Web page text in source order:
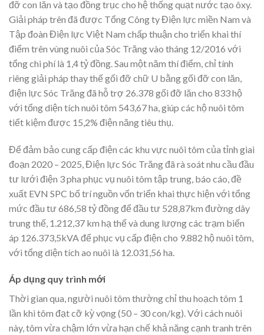
đỡ con lăn và tạo đồng trục cho hệ thống quạt nước tạo ôxy.
Giải pháp trên đã được Tổng Công ty Điện lực miền Nam và
Tập đoàn Điện lực Việt Nam chấp thuận cho triển khai thí
điểm trên vùng nuôi của Sóc Trăng vào tháng 12/2016 với
tổng chi phí là 1,4 tỷ đồng. Sau một năm thí điểm, chỉ tính
riêng giải pháp thay thế gối đỡ chữ U bằng gối đỡ con lăn,
điện lực Sóc Trăng đã hỗ trợ 26.378 gối đỡ lăn cho 833 hộ
với tổng diện tích nuôi tôm 543,67 ha, giúp các hộ nuôi tôm
tiết kiệm được 15,2% điện năng tiêu thụ.
Để đảm bảo cung cấp điện các khu vực nuôi tôm của tỉnh giai
đoạn 2020 – 2025, Điện lực Sóc Trăng đã rà soát nhu cầu đầu
tư lưới điện 3 pha phục vụ nuôi tôm tập trung, báo cáo, đề
xuất EVN SPC bố trí nguồn vốn triển khai thực hiện với tổng
mức đầu tư 686,58 tỷ đồng để đầu tư 528,87km đường dây
trung thế, 1.212,37 km hạ thế và dung lượng các trạm biến
áp 126.373,5kVA để phục vụ cấp điện cho 9.882 hộ nuôi tôm,
với tổng diện tích ao nuôi là 12.031,56 ha.
Áp dụng quy trình mới
Thời gian qua, người nuôi tôm thường chỉ thu hoạch tôm 1
lần khi tôm đạt cỡ kỳ vọng (50 – 30 con/kg). Với cách nuôi
này, tôm vừa chậm lớn vừa hạn chế khả năng cạnh tranh trên